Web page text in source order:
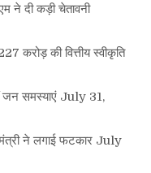
ने दी कड़ी चेतावनी
करोड़ की वित्तीय स्वीकृति
जन समस्याएं July 31,
ने लगाई फटकार July